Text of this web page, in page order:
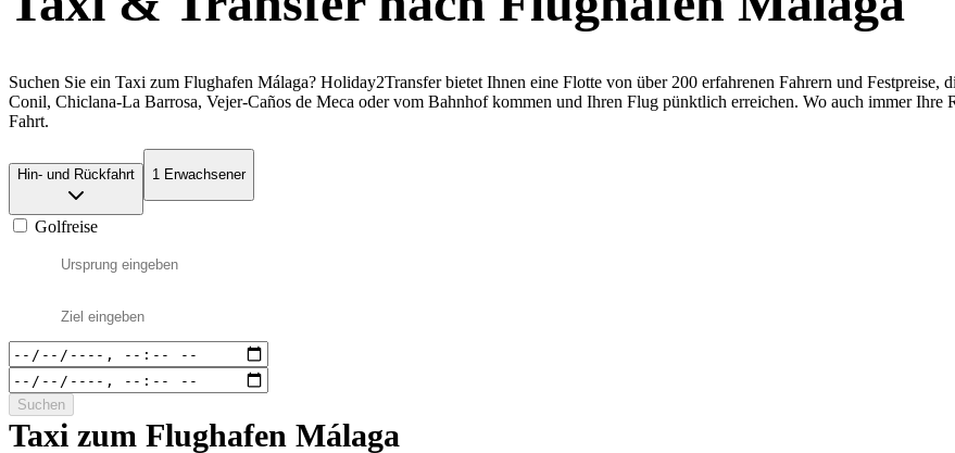
Suchen Sie ein Taxi zum Flughafen Málaga? Holiday2Transfer bietet Ihnen eine Flotte von über 200 erfahrenen Fahrern und
Conil, Chiclana-La Barrosa, Vejer-Caños de Meca oder vom Bahnhof kommen und Ihren Flug pünktlich erreichen. Wo auch immer
Fahrt.
Hin- und Rückfahrt 1 Erwachsener
Golfreise
Suchen
Taxi zum Flughafen Málaga